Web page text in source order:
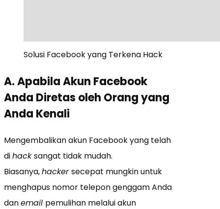
Solusi Facebook yang Terkena Hack
A. Apabila Akun Facebook
Anda Diretas oleh Orang yang
Anda Kenali
Mengembalikan akun Facebook yang telah
dihacksangat tidak mudah.
Biasanya,hackersecepat mungkin untuk
menghapus nomor telepon genggam Anda
danemail pemulihan melalui akun